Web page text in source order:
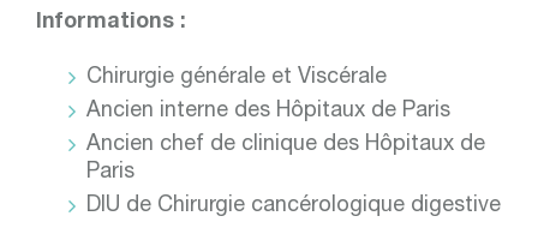
Informations :
Chirurgie générale et Viscérale
Ancien interne des Hôpitaux de Paris
Ancien chef de clinique des Hôpitaux de
Paris
DIU de Chirurgie cancérologique digestive